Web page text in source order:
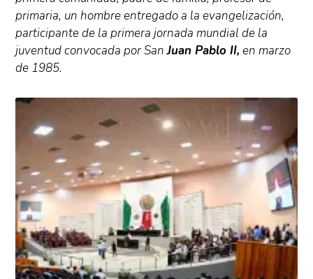
primaria, un hombre entregado a la evangelización,
participante de la primera jornada mundial de la
juventud convocada por SanJuan Pablo II, en marzo
de 1985.